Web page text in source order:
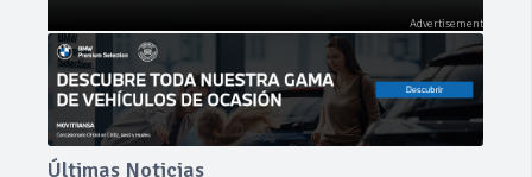
Últimas Noticias